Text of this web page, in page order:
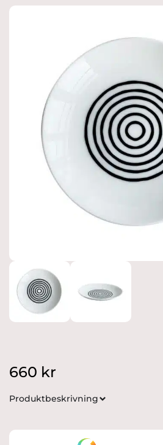
660 kr
Produktbeskrivning